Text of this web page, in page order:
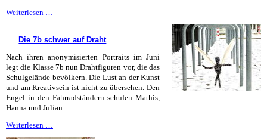
Weiterlesen …
damals
angefangen
Die 7b schwer auf Draht
Nach ihren anonymisierten Portraits im Juni
legt die Klasse 7b nun Drahtfiguren vor, die das
Schulgelände bevölkern. Die Lust an der Kunst
und am Kreativsein ist nicht zu übersehen. Den
Engel in den Fahrradständern schufen Mathis,
Hanna und Julian...
Weiterlesen …